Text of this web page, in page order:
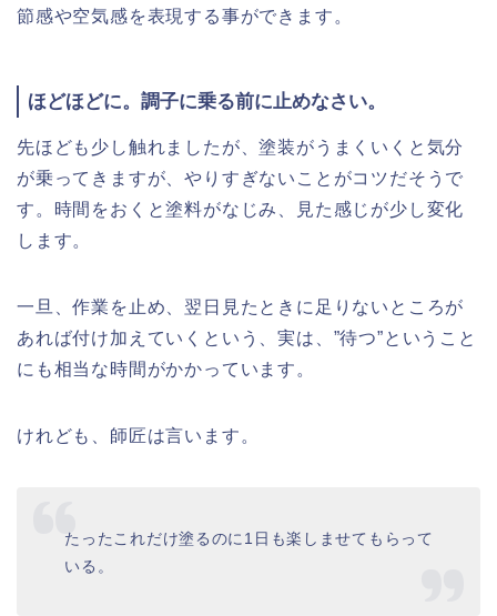
節感や空気感を表現する事ができます。
ほどほどに。調子に乗る前に止めなさい。
先ほども少し触れましたが、塗装がうまくいくと気分
が乗ってきますが、やりすぎないことがコツだそうで
す。時間をおくと塗料がなじみ、見た感じが少し変化
します。
一旦、作業を止め、翌日見たときに足りないところが
あれば付け加えていくという、実は、”待つ”ということ
にも相当な時間がかかっています。
けれども、師匠は言います。
たったこれだけ塗るのに1日も楽しませてもらって
いる。